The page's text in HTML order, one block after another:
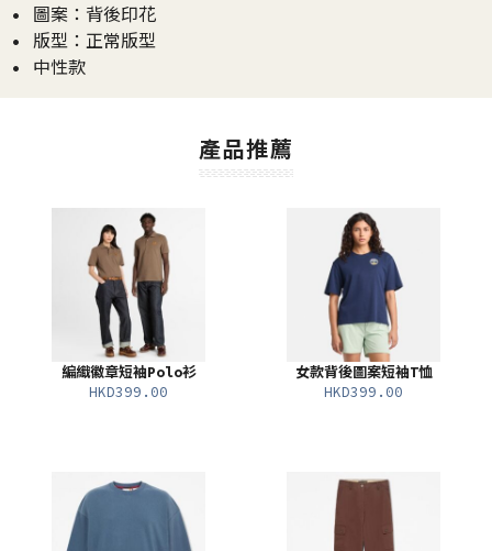
• 圖案：背後印花
• 版型：正常版型
• 中性款
產品推薦
編織徽章短袖Polo衫
HKD399.00
女款背後圖案短袖T恤
HKD399.00